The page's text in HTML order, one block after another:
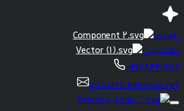
راهنما
پشتیبانی
02128421452
info(at)chabokan.net